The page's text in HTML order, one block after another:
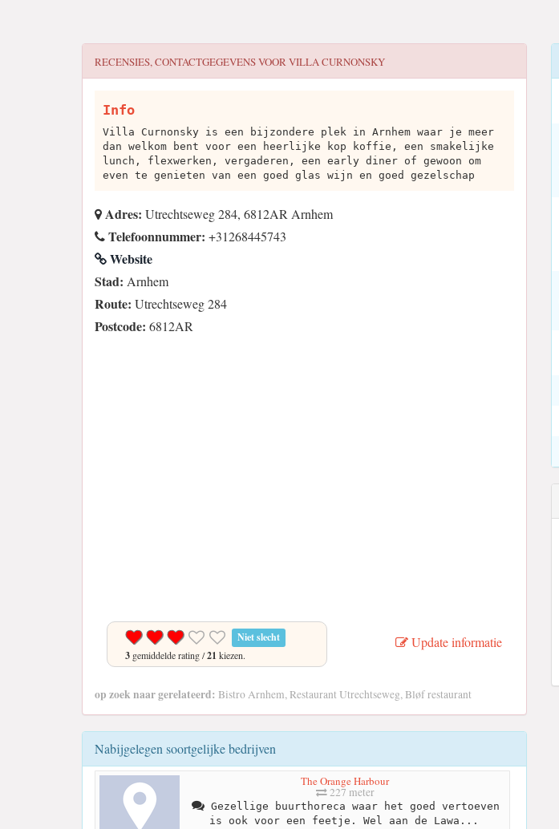
RECENSIES, CONTACTGEGEVENS VOORVILLA CURNONSKY
Info
Villa Curnonsky is een bijzondere plek in Arnhem waar je meer
dan welkom bent voor een heerlijke kop koffie, een smakelijke
lunch, flexwerken, vergaderen, een early diner of gewoon om
even te genieten van een goed glas wijn en goed gezelschap
Adres: Utrechtseweg 284, 6812AR Arnhem
Telefoonnummer: +31268445743
Website
Stad: Arnhem
Route: Utrechtseweg 284
Postcode: 6812AR
Niet slecht
3 gemiddelde rating /21 kiezen.
Update informatie
op zoek naar gerelateerd: Bistro Arnhem, Restaurant Utrechtseweg, Bløf restaurant
Nabijgelegen soortgelijke bedrijven
The Orange Harbour
227 meter
Gezellige buurthoreca waar het goed vertoeven
is ook voor een feetje. Wel aan de Lawa...